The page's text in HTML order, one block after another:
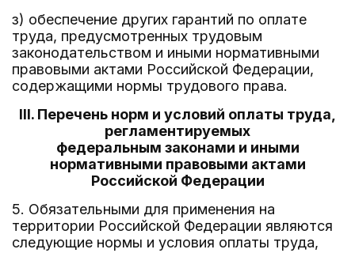
з) обеспечение других гарантий по оплате
труда, предусмотренных трудовым
законодательством и иными нормативными
правовыми актами Российской Федерации,
содержащими нормы трудового права.
III. Перечень норм и условий оплаты труда,
регламентируемых
федеральным законами и иными
нормативными правовыми актами
Российской Федерации
5. Обязательными для применения на
территории Российской Федерации являются
следующие нормы и условия оплаты труда,